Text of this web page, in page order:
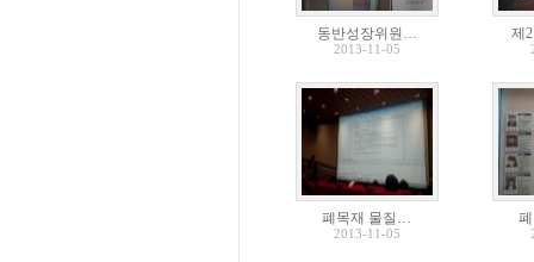
동반성장위원…
2013-11-05
제
폐목재 물질…
2013-11-05